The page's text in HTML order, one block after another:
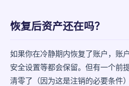
恢复后资产还在吗？
如果你在冷静期内恢复了账户，账
安全设置等都会保留。但有一个
清零了（因为这是注销的必要条件